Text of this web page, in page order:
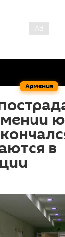
Армения
в